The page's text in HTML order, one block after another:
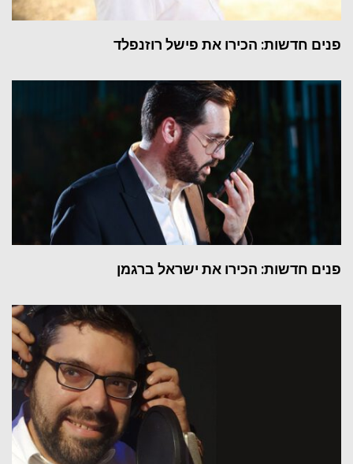
פנים חדשות: הכירו את פישל רוזנפלד
פנים חדשות: הכירו את ישראל ברגמן